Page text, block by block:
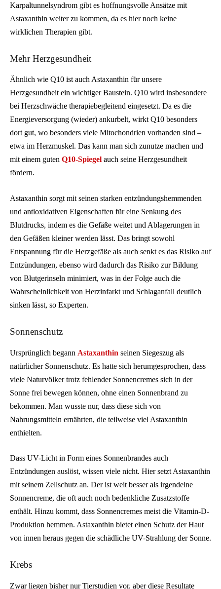
Karpaltunnelsyndrom gibt es hoffnungsvolle Ansätze mit
Astaxanthin weiter zu kommen, da es hier noch keine
wirklichen Therapien gibt.
Mehr Herzgesundheit
Ähnlich wie Q10 ist auch Astaxanthin für unsere
Herzgesundheit ein wichtiger Baustein. Q10 wird insbesondere
bei Herzschwäche therapiebegleitend eingesetzt. Da es die
Energieversorgung (wieder) ankurbelt, wirkt Q10 besonders
dort gut, wo besonders viele Mitochondrien vorhanden sind –
etwa im Herzmuskel. Das kann man sich zunutze machen und
mit einem guten Q10-Spiegel auch seine Herzgesundheit
fördern.
Astaxanthin sorgt mit seinen starken entzündungshemmenden
und antioxidativen Eigenschaften für eine Senkung des
Blutdrucks, indem es die Gefäße weitet und Ablagerungen in
den Gefäßen kleiner werden lässt. Das bringt sowohl
Entspannung für die Herzgefäße als auch senkt es das Risiko auf
Entzündungen, ebenso wird dadurch das Risiko zur Bildung
von Blutgerinseln minimiert, was in der Folge auch die
Wahrscheinlichkeit von Herzinfarkt und Schlaganfall deutlich
sinken lässt, so Experten.
Sonnenschutz
Ursprünglich begann Astaxanthin seinen Siegeszug als
natürlicher Sonnenschutz. Es hatte sich herumgesprochen, dass
viele Naturvölker trotz fehlender Sonnencremes sich in der
Sonne frei bewegen können, ohne einen Sonnenbrand zu
bekommen. Man wusste nur, dass diese sich von
Nahrungsmitteln ernährten, die teilweise viel Astaxanthin
enthielten.
Dass UV-Licht in Form eines Sonnenbrandes auch
Entzündungen auslöst, wissen viele nicht. Hier setzt Astaxanthin
mit seinem Zellschutz an. Der ist weit besser als irgendeine
Sonnencreme, die oft auch noch bedenkliche Zusatzstoffe
enthält. Hinzu kommt, dass Sonnencremes meist die Vitamin-D-
Produktion hemmen. Astaxanthin bietet einen Schutz der Haut
von innen heraus gegen die schädliche UV-Strahlung der Sonne.
Krebs
Zwar liegen bisher nur Tierstudien vor, aber diese Resultate